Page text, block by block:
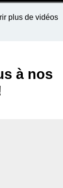
plus de vidéos
à nos